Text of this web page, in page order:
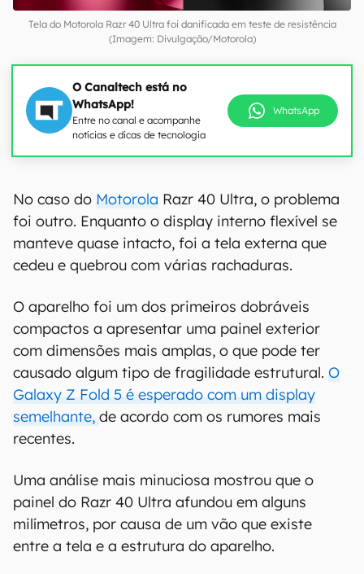
Tela do Motorola Razr 40 Ultra foi danificada em teste de resistência
(Imagem: Divulgação/Motorola)
O Canaltech está no
WhatsApp!
Entre no canal e acompanhe
notícias e dicas de tecnologia
WhatsApp
No caso do Motorola Razr 40 Ultra, o problema
foi outro. Enquanto o display interno flexível se
manteve quase intacto, foi a tela externa que
cedeu e quebrou com várias rachaduras.
O aparelho foi um dos primeiros dobráveis
compactos a apresentar uma painel exterior
com dimensões mais amplas, o que pode ter
causado algum tipo de fragilidade estrutural. O
Galaxy Z Fold 5 é esperado com um display
semelhante, de acordo com os rumores mais
recentes.
Uma análise mais minuciosa mostrou que o
painel do Razr 40 Ultra afundou em alguns
milímetros, por causa de um vão que existe
entre a tela e a estrutura do aparelho.